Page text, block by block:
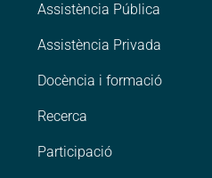
Assistència Pública
Assistència Privada
Docència i formació
Recerca
Participació